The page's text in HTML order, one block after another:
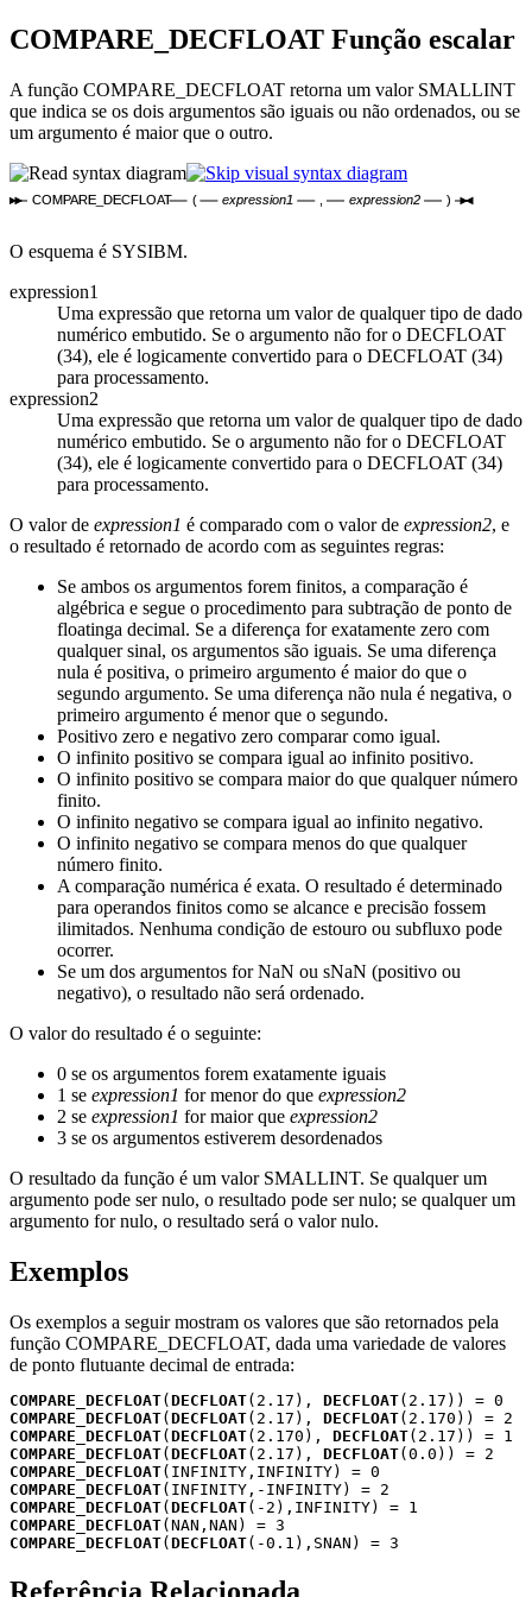
COMPARE_DECFLOAT Função escalar
A função COMPARE_DECFLOAT retorna um valor SMALLINT
que indica se os dois argumentos são iguais ou não ordenados, ou se
um argumento é maior que o outro.
COMPARE_DECFLOAT ( expression1 expression2 )
O esquema é SYSIBM.
expression1
Uma expressão que retorna um valor de qualquer tipo de dado
numérico embutido. Se o argumento não for o DECFLOAT
(34), ele é logicamente convertido para o DECFLOAT (34)
para processamento.
expression2
Uma expressão que retorna um valor de qualquer tipo de dado
numérico embutido. Se o argumento não for o DECFLOAT
(34), ele é logicamente convertido para o DECFLOAT (34)
para processamento.
O valor de expression1 é comparado com o valor de expression2, e
o resultado é retornado de acordo com as seguintes regras:
Se ambos os argumentos forem finitos, a comparação é
algébrica e segue o procedimento para subtração de ponto de
floatinga decimal. Se a diferença for exatamente zero com
qualquer sinal, os argumentos são iguais. Se uma diferença
nula é positiva, o primeiro argumento é maior do que o
segundo argumento. Se uma diferença não nula é negativa, o
primeiro argumento é menor que o segundo.
Positivo zero e negativo zero comparar como igual.
O infinito positivo se compara igual ao infinito positivo.
O infinito positivo se compara maior do que qualquer número
finito.
O infinito negativo se compara igual ao infinito negativo.
O infinito negativo se compara menos do que qualquer
número finito.
A comparação numérica é exata. O resultado é determinado
para operandos finitos como se alcance e precisão fossem
ilimitados. Nenhuma condição de estouro ou subfluxo pode
ocorrer.
Se um dos argumentos for NaN ou sNaN (positivo ou
negativo), o resultado não será ordenado.
O valor do resultado é o seguinte:
0 se os argumentos forem exatamente iguais
1 se expression1 for menor do que expression2
2 se expression1 for maior que expression2
3 se os argumentos estiverem desordenados
O resultado da função é um valor SMALLINT. Se qualquer um
argumento pode ser nulo, o resultado pode ser nulo; se qualquer um
argumento for nulo, o resultado será o valor nulo.
Exemplos
Os exemplos a seguir mostram os valores que são retornados pela
função COMPARE_DECFLOAT, dada uma variedade de valores
de ponto flutuante decimal de entrada:
COMPARE_DECFLOAT( DECFLOAT(2.17), DECFLOAT
COMPARE_DECFLOAT( DECFLOAT(2.17), DECFLOAT
COMPARE_DECFLOAT( DECFLOAT(2.170), DECFLOAT
COMPARE_DECFLOAT( DECFLOAT(2.17), DECFLOAT
COMPARE_DECFLOAT
COMPARE_DECFLOAT
COMPARE_DECFLOAT( DECFLOAT
COMPARE_DECFLOAT
COMPARE_DECFLOAT( DECFLOAT(-0.1),SNAN) = 3
Referência Relacionada